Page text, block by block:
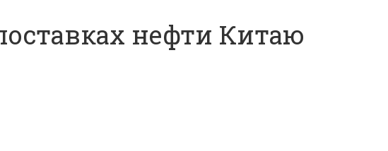
нефти Китаю